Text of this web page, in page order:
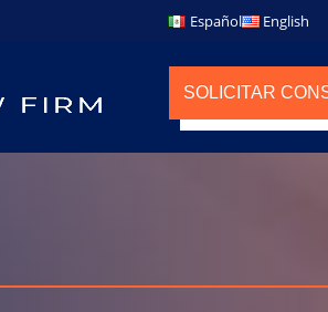
Español English
SOLICITAR